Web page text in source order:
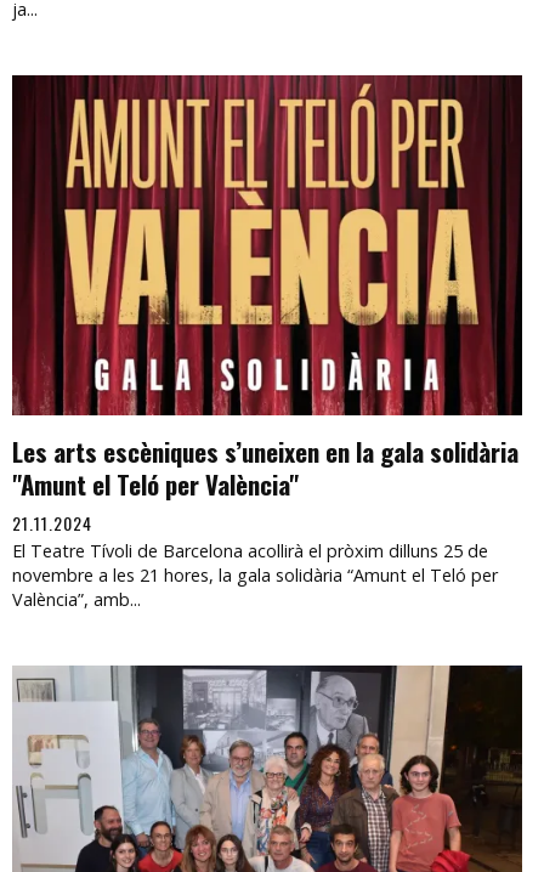
ja...
Les arts escèniques s’uneixen en la gala solidària
"Amunt el Teló per València"
21.11.2024
El Teatre Tívoli de Barcelona acollirà el pròxim dilluns 25 de
novembre a les 21 hores, la gala solidària “Amunt el Teló per
València”, amb...